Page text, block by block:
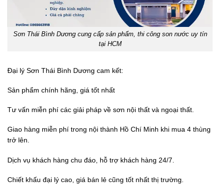
Sơn Thái Bình Dương cung cấp sản phẩm, thi công son nước uy tín
tại HCM
Đại lý Sơn Thái Bình Dương cam kết:
Sản phẩm chính hãng, giá tốt nhất
Tư vấn miễn phí các giải pháp về sơn nội thất và ngoại thất.
Giao hàng miễn phí trong nội thành Hồ Chí Minh khi mua 4 thùng
trở lên.
Dịch vụ khách hàng chu đáo, hỗ trợ khách hàng 24/7.
Chiết khấu đại lý cao, giá bán lẻ cũng tốt nhất thị trường.